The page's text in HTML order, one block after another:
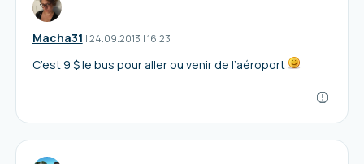
Macha31 I24.09.2013 |16:23
C’est 9 $ le bus pour aller ou venir de l’aéroport